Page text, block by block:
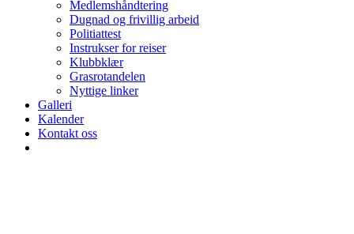
Medlemshåndtering
Dugnad og frivillig arbeid
Politiattest
Instrukser for reiser
Klubbklær
Grasrotandelen
Nyttige linker
Galleri
Kalender
Kontakt oss